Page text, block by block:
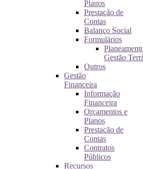
Planos
Prestação de
Contas
Balanço Social
Formulários
Gestão
Outros
Gestão
Financeira
Informação
Financeira
Orçamentos e
Planos
Prestação de
Contas
Contratos
Públicos
Recursos